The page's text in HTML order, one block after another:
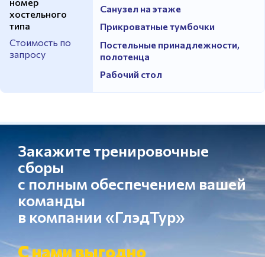
хостельного
типа
Стоимость по
запросу
Санузел на этаже
Прикроватные тумбочки
Постельные принадлежности,
полотенца
Рабочий стол
Закажите тренировочные
сборы
с полным обеспечением вашей
команды
в компании «ГлэдТур»
С нами выгодно